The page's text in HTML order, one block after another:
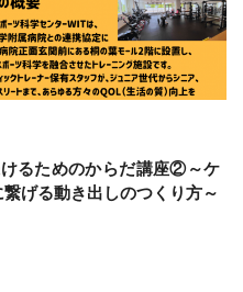
るためのからだ講座②～ケ
げる動き出しのつくり方～